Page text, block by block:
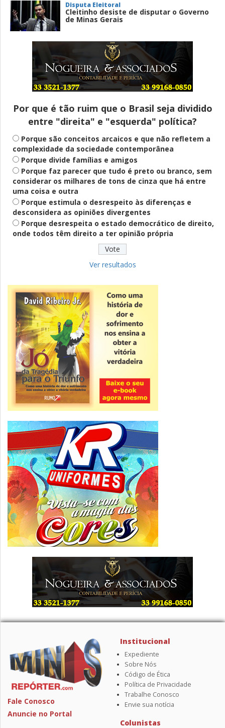
Disputa Eleitoral
Cleitinho desiste de disputar o Governo
de Minas Gerais
Entenda
Pix Pensão Alimentícia: entenda o que é
e como solicitar
Saúde Mental
Plataforma oferece escuta em saúde
mental para jovens no SUS Digital
Definido
PT lança Patrus Ananias como candidato
ao governo de Minas Gerais
Fies: pré-selecionados têm até terça
para complementar informações
Novidade
CNPJ alfanumérico começa a ser emitido
nesta sexta
ver todas »
Por que é tão ruim que o Brasil seja dividido
entre "direita" e "esquerda" política?
Porque são conceitos arcaicos e que não refletem a
complexidade da sociedade contemporânea
Porque divide famílias e amigos
Porque faz parecer que tudo é preto ou branco, sem
considerar os milhares de tons de cinza que há entre
uma coisa e outra
Porque estimula o desrespeito às diferenças e
desconsidera as opiniões divergentes
Porque desrespeita o estado democrático de direito,
onde todos têm direito a ter opinião própria
Ver resultados
Fale Conosco
Anuncie no Portal
Institucional
Expediente
Sobre Nós
Código de Ética
Política de Privacidade
Trabalhe Conosco
Envie sua notícia
Colunistas